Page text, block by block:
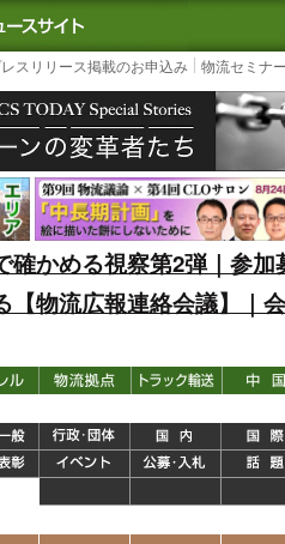
｜国内最大の物流ニュースサイ
3PL,
スリリース掲載のお申込み 物流セミナ
かめる視察第2弾｜参加
物流広報連絡会議】｜